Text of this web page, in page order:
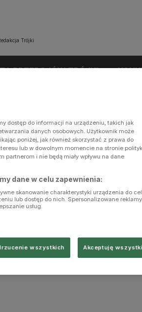
Trójki
PRZEBOJÓW TRÓJKI
dostęp do informacji na urządzeniu, takich jak
danych osobowych. Użytkownik może
poniżej, jak również skorzystać z prawa do
lub w dowolnym momencie na stronie
partnerom i nie będą miały wpływu na dane
dane w celu zapewnienia:
skanowanie charakterystyki urządzenia do
lub dostęp do nich. Spersonalizowane
usług.
wszystkich Akceptuję